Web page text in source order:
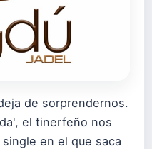
de sorprendernos.
el tinerfeño nos
en el que saca